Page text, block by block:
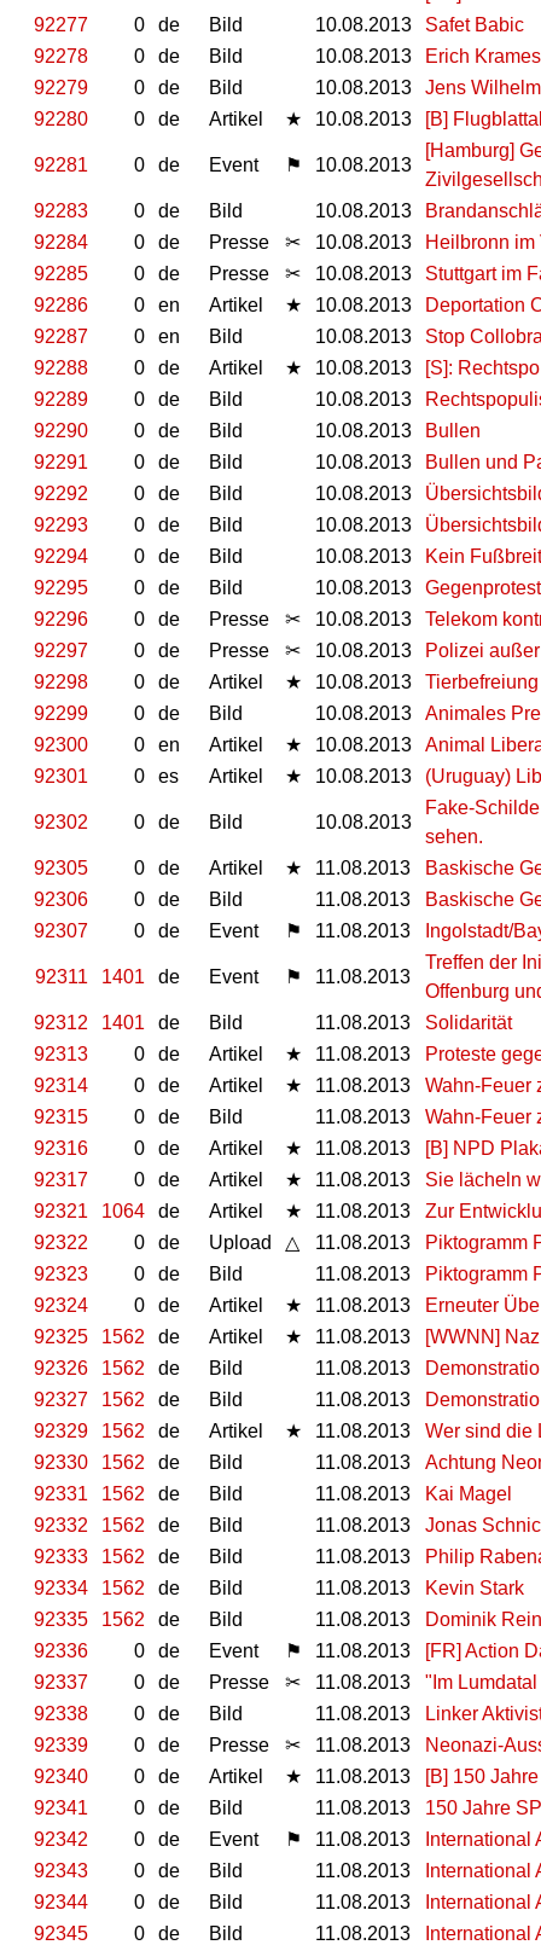
92277
0 de Bild 10.08.2013
Safet Babic
92278
0 de Bild 10.08.2013
Erich Krames
92279
0 de Bild 10.08.2013
Jens Wilhelm
92280
0 de Artikel ★ 10.08.2013 [B]
92281 0 de Event ⚑ 10.08.2013
[Hamburg]
92283
0 de Bild 10.08.2013
92284
0 de Presse ✂ 10.08.2013
Heilbronn im
92285
0 de Presse ✂ 10.08.2013
Stuttgart im
92286
0 en Artikel ★ 10.08.2013
Deportation
92287
0 en Bild 10.08.2013
Stop
92288
0 de Artikel ★ 10.08.2013
[S]:
92289
0 de Bild 10.08.2013
92290
0 de Bild 10.08.2013
Bullen
92291
0 de Bild 10.08.2013
Bullen und
92292
0 de Bild 10.08.2013
92293
0 de Bild 10.08.2013
92294
0 de Bild 10.08.2013
Kein
92295
0 de Bild 10.08.2013
Gegenprotest
92296
0 de Presse ✂ 10.08.2013
Telekom
92297
0 de Presse ✂ 10.08.2013
Polizei
92298
0 de Artikel ★ 10.08.2013
92299
0 de Bild 10.08.2013
Animales
92300
0 en Artikel ★ 10.08.2013
Animal
92301
0 es Artikel ★ 10.08.2013 (Uruguay)
92302 0 de Bild 10.08.2013
Fake-
sehen.
92305
0 de Artikel ★ 11.08.2013
Baskische
92306
0 de Bild 11.08.2013
Baskische
92307
0 de Event ⚑ 11.08.2013 Ingolstadt/
92311 1401 de Event ⚑ 11.08.2013
Treffen der
Offenburg
92312
1401 de Bild 11.08.2013
Solidarität
92313
0 de Artikel ★ 11.08.2013
Proteste
92314
0 de Artikel ★ 11.08.2013
Wahn-Feuer
92315
0 de Bild 11.08.2013
Wahn-Feuer
92316
0 de Artikel ★ 11.08.2013
[B] NPD
92317
0 de Artikel ★ 11.08.2013
Sie lächeln
92321
1064 de Artikel ★ 11.08.2013
Zur
92322
0 de Upload △ 11.08.2013
Piktogramm
92323
0 de Bild 11.08.2013
Piktogramm
92324
0 de Artikel ★ 11.08.2013
Erneuter
92325
1562 de Artikel ★ 11.08.2013
[WWNN]
92326
1562 de Bild 11.08.2013
92327
1562 de Bild 11.08.2013
92329
1562 de Artikel ★ 11.08.2013
Wer sind die
92330
1562 de Bild 11.08.2013
Achtung
92331
1562 de Bild 11.08.2013
Kai Magel
92332
1562 de Bild 11.08.2013
Jonas
92333
1562 de Bild 11.08.2013
Philip
92334
1562 de Bild 11.08.2013
Kevin Stark
92335
1562 de Bild 11.08.2013
Dominik Rein
92336
0 de Event ⚑ 11.08.2013
[FR] Action
92337
0 de Presse ✂ 11.08.2013
"Im
92338
0 de Bild 11.08.2013
Linker
92339
0 de Presse ✂ 11.08.2013
Neonazi-
92340
0 de Artikel ★ 11.08.2013
[B] 150
92341
0 de Bild 11.08.2013
150 Jahre
92342
0 de Event ⚑ 11.08.2013
International
92343
0 de Bild 11.08.2013
International
92344
0 de Bild 11.08.2013
International
92345
0 de Bild 11.08.2013
International